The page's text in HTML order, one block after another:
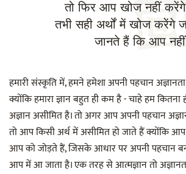
तो फिर आप खोज नहीं
तभी सही अर्थों में खोज करेंगे
जानते हैं कि आप
हमारी संस्कृति में, हमने हमेशा अपनी पहचान
क्योंकि हमारा ज्ञान बहुत ही कम है - चाहे हम कितना
अज्ञान असीमित है। तो अगर आप अपनी पहचान
तो आप किसी अर्थ में असीमित हो जाते हैं क्योंकि
आप को जोड़ते हैं, जिसके आधार पर अपनी पहचान
आप में आ जाता है। एक तरह से आत्मज्ञान तो